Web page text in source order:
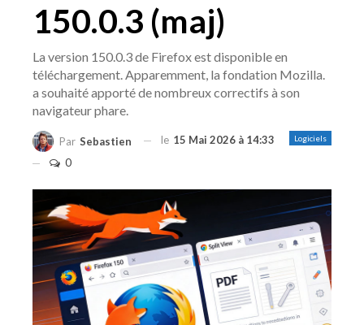
150.0.3 (maj)
La version 150.0.3 de Firefox est disponible en
téléchargement. Apparemment, la fondation Mozilla.
a souhaité apporté de nombreux correctifs à son
navigateur phare.
Logiciels
Par Sebastien le 15 Mai 2026 à 14:33
0